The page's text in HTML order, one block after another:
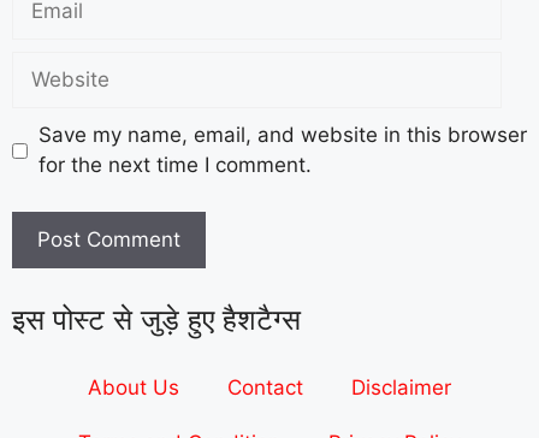
Save my name, email, and website in this browser
for the next time I comment.
इस पोस्ट से जुड़े हुए हैशटैग्स
About Us Contact Disclaimer